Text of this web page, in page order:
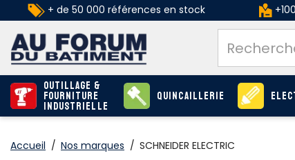
+ de 50 000 références en stock
Outillage &
Fourniture
industrielle
Quincaillerie
Accueil / Nos marques / SCHNEIDER ELECTRIC